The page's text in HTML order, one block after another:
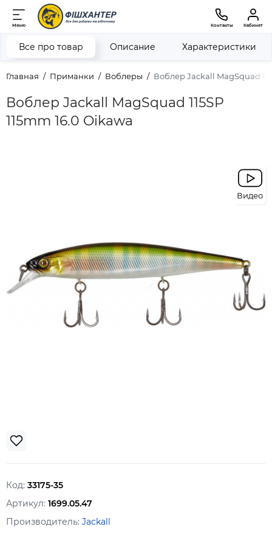
Меню Контакты Кабинет
Главная Приманки Воблеры Воблер Jackall MagSquad
Воблер Jackall MagSquad 115SP
115mm 16.0 Oikawa
Все про товар Описание Характеристики
Видео
Код: 33175-35
Артикул: 1699.05.47
Производитель: Jackall